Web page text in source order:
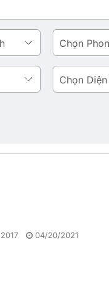
Phong
cách
thiết
kế
Diện
tích
04/20/2021